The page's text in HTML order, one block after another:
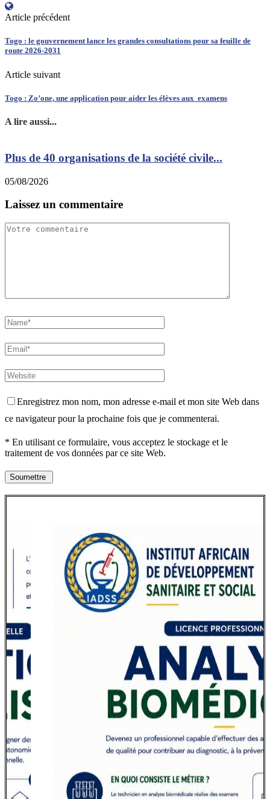
Article précédent
Togo : le gouvernement lance les grandes consultations pour sa feuille de
route 2026-2031
Article suivant
Togo : Zo’one, une application pour aider les élèves aux examens
A lire aussi...
Plus de 40 organisations de la société civile...
05/08/2026
Laissez un commentaire
Enregistrez mon nom, mon adresse e-mail et mon site Web dans
ce navigateur pour la prochaine fois que je commenterai.
* En utilisant ce formulaire, vous acceptez le stockage et le
traitement de vos données par ce site Web.